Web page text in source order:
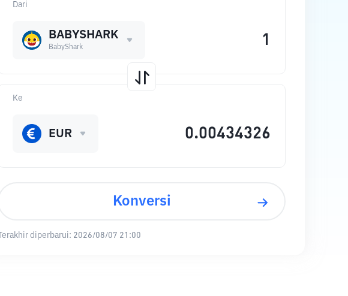
Dari
BABYSHARK
BabyShark
Ke
EUR
Konversi
Terakhir diperbarui: 2026/08/07 21:00